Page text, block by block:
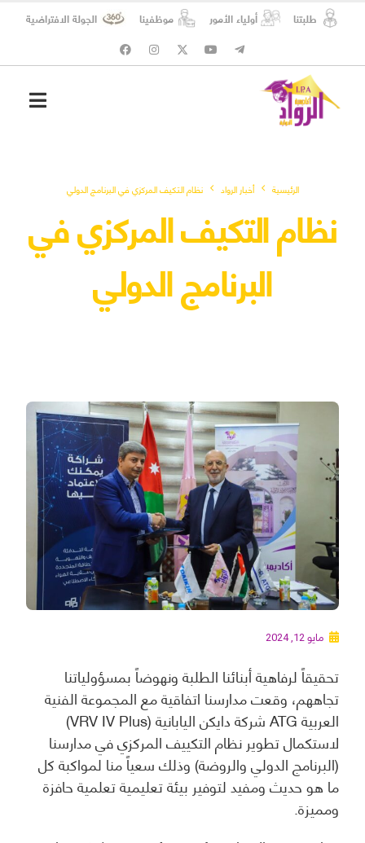
طلبتنا أولياء الأمور موظفينا الجولة الافتراضية
الرئيسية أخبار الرواد نظام التكيف المركزي في البرنامج الدولي
نظام التكيف المركزي في
البرنامج الدولي
مايو 12, 2024
تحقيقاً لرفاهية أبنائنا الطلبة ونهوضاً بمسؤولياتنا
تجاههم، وقعت مدارسنا اتفاقية مع المجموعة الفنية
العربية ATG شركة دايكن اليابانية (VRV IV Plus)
لاستكمال تطوير نظام التكييف المركزي في مدارسنا
(البرنامج الدولي والروضة) وذلك سعياً منا لمواكبة كل
ما هو حديث ومفيد لتوفير بيئة تعليمية تعلمية حافزة
ومميزة.